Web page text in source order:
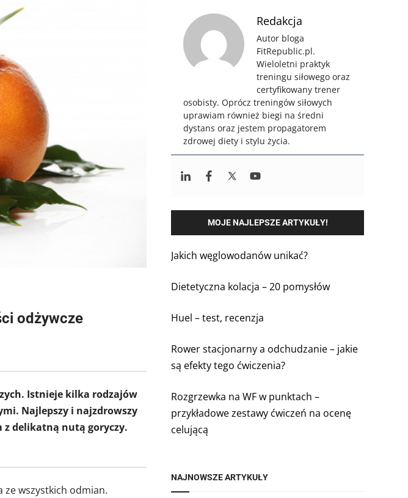
odżywcze
Istnieje kilka rodzajów
Najlepszy i najzdrowszy
z delikatną nutą goryczy.
ze wszystkich odmian.
Redakcja
Autor bloga
FitRepublic.pl.
Wieloletni praktyk
treningu siłowego oraz
certyfikowany trener
osobisty. Oprócz treningów siłowych
uprawiam również biegi na średni
dystans oraz jestem propagatorem
zdrowej diety i stylu życia.
MOJE NAJLEPSZE ARTYKUŁY!
Jakich węglowodanów unikać?
Dietetyczna kolacja – 20 pomysłów
Huel – test, recenzja
Rower stacjonarny a odchudzanie – jakie
są efekty tego ćwiczenia?
Rozgrzewka na WF w punktach –
przykładowe zestawy ćwiczeń na ocenę
celującą
NAJNOWSZE ARTYKUŁY